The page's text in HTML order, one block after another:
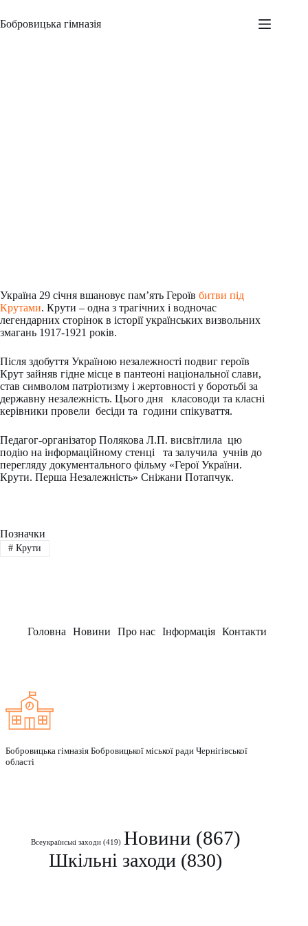
до
вмісту
Бобровицька гімназія
Україна 29 січня вшановує пам’ять Героїв битви під
Крутами. Крути – одна з трагічних і водночас
легендарних сторінок в історії українських визвольних
змагань 1917-1921 років.
Після здобуття Україною незалежності подвиг героїв
Крут зайняв гідне місце в пантеоні національної слави,
став символом патріотизму і жертовності у боротьбі за
державну незалежність. Цього дня класоводи та класні
керівники провели бесіди та години спікуваття.
Педагог-організатор Полякова Л.П. висвітлила цю
подію на інформаційному стенці та залучила учнів до
перегляду документального фільму «Герої України.
Крути. Перша Незалежність» Сніжани Потапчук.
Позначки
#Крути
Головна Новини Про нас Інформація Контакти
Бобровицька гімназія Бобровицької міської ради Чернігівської
області
Всеукраїнські заходи(419) Новини (867)
Шкільні заходи (830)